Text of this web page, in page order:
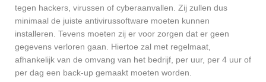
tegen hackers, virussen of cyberaanvallen. Zij zullen dus
minimaal de juiste antivirussoftware moeten kunnen
installeren. Tevens moeten zij er voor zorgen dat er geen
gegevens verloren gaan. Hiertoe zal met regelmaat,
afhankelijk van de omvang van het bedrijf, per uur, per 4 uur of
per dag een back-up gemaakt moeten worden.